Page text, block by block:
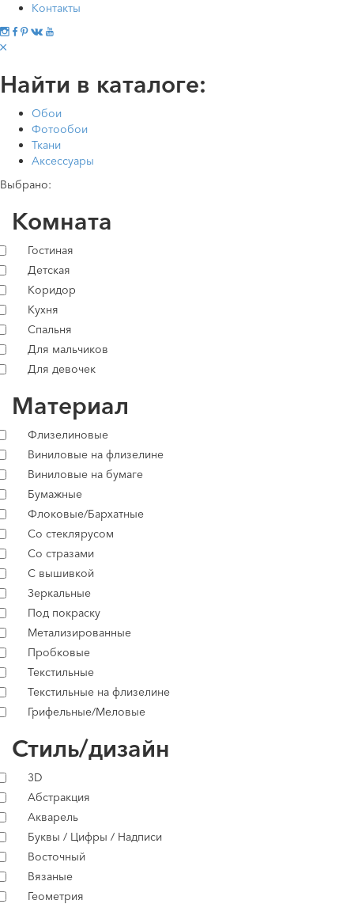
Контакты
Найти в каталоге:
Обои
Фотообои
Ткани
Аксессуары
Выбрано:
Комната
Гостиная
Детская
Коридор
Кухня
Спальня
Для мальчиков
Для девочек
Материал
Флизелиновые
Виниловые на флизелине
Виниловые на бумаге
Бумажные
Флоковые/Бархатные
Со стеклярусом
Со стразами
С вышивкой
Зеркальные
Под покраску
Метализированные
Пробковые
Текстильные
Текстильные на флизелине
Грифельные/Меловые
Стиль/дизайн
3D
Абстракция
Акварель
Буквы / Цифры / Надписи
Восточный
Вязаные
Геометрия